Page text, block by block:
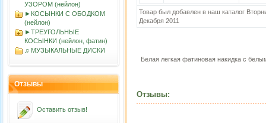
УЗОРОМ (нейлон)
►КОСЫНКИ С ОБОДКОМ
(нейлон)
►ТРЕУГОЛЬНЫЕ
КОСЫНКИ (нейлон, фатин)
♫ МУЗЫКАЛЬНЫЕ ДИСКИ
Отзывы
Оставить отзыв!
Товар был добавлен в наш каталог
Декабря 2011
Белая легкая фатиновая накидка с
Отзывы: